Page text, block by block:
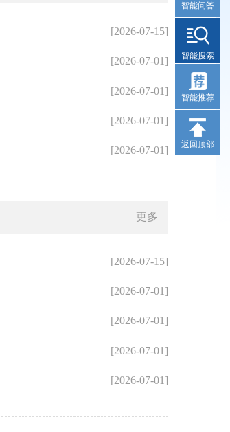
[2026-07-15]
[2026-07-01]
[2026-07-01]
[2026-07-01]
[2026-07-01]
更多
[2026-07-15]
[2026-07-01]
[2026-07-01]
[2026-07-01]
[2026-07-01]
智能问答
智能搜索
智能推荐
返回顶部